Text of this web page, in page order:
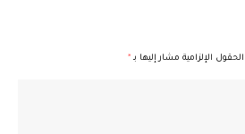
الحقول الإلزامية مشار إليها بـ *